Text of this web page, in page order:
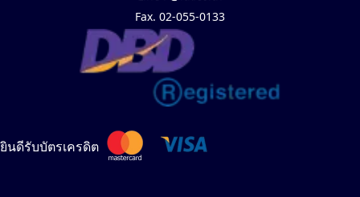
Fax. 02-055-0133
ยินดีรับบัตรเครดิต